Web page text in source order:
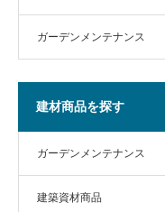
ガーデンメンテナンス
建材商品を探す
ガーデンメンテナンス
建築資材商品